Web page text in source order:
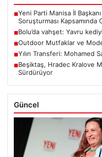
■Yeni Parti Manisa İl
Soruşturması Kapsamında
■Bolu’da vahşet: Yavru
■Outdoor Mutfaklar ve
■Yılın Transferi: Mohamed
■Beşiktaş, Hradec Kralove
Sürdürüyor
Güncel